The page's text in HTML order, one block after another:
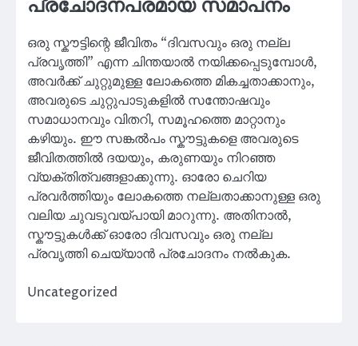
പ്രചോദനപരമായ സമാപനം
ഒരു സ്കൗട്ടിന്റെ ജീവിതം “ദിവസവും ഒരു നല്ല
പ്രവൃത്തി” എന്ന ചിന്തയാൽ നയിക്കപ്പെടുമ്പോൾ,
അവർക്ക് ചുറ്റുമുള്ള ലോകത്തെ മികച്ചതാക്കാനും,
അവരുടെ ചുറ്റുപാടുകളിൽ സന്തോഷവും
സമാധാനവും വിതറി, സമൂഹത്തെ മാറ്റാനും
കഴിയും. ഈ സങ്കൽപം സ്കൗട്ടുകളെ അവരുടെ
ജീവിതത്തിൽ ദയയും, കരുണയും നിറഞ്ഞ
വ്യക്തിത്വങ്ങളാക്കുന്നു. ഓരോ ചെറിയ
പ്രവർത്തിയും ലോകത്തെ നല്ലതാക്കാനുള്ള ഒരു
വലിയ ചുവടുവയ്പായി മാറുന്നു. അതിനാൽ,
സ്കൗട്ടുകൾക്ക് ഓരോ ദിവസവും ഒരു നല്ല
പ്രവൃത്തി ചെയ്യാൻ പ്രചോദനം നൽകുക.
Uncategorized